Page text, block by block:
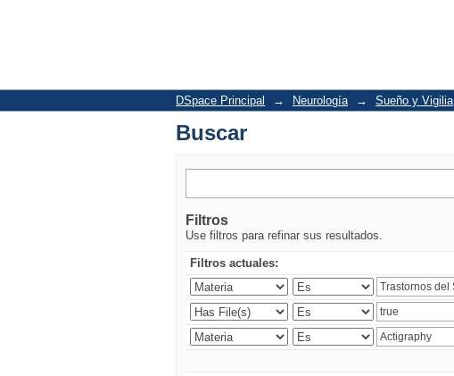
DSpace Principal → Neurología → Sueño y Vigilia
Buscar
Filtros
Use filtros para refinar sus resultados.
Filtros actuales: